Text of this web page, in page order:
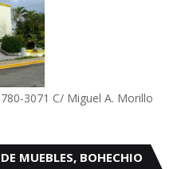
3071 C/ Miguel A. Morillo
MUEBLES, BOHECHIO